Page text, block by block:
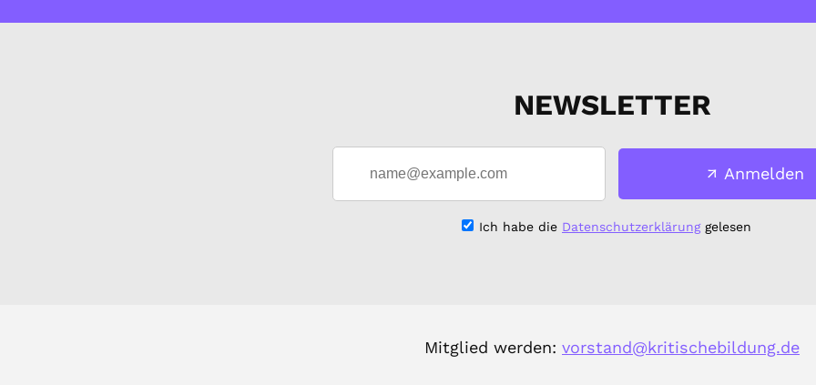
NEWSLETTER
Anmelden
Ich habe die Datenschutzerklärunggelesen
Mitglied werden: vorstand@kritischebildung.de